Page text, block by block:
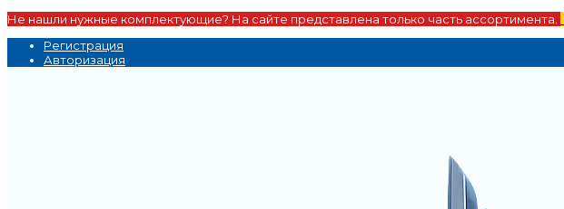
Не нашли нужные комплектующие? На сайте представлена только часть ассортимента.
Регистрация
Авторизация